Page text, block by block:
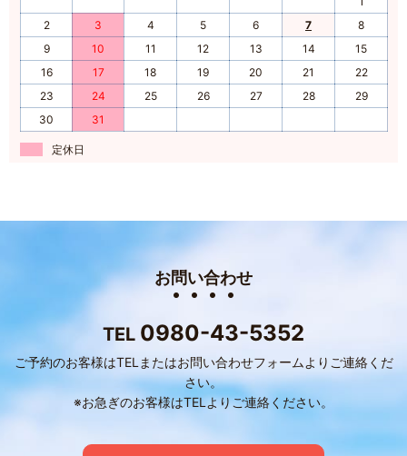
2
3 4 5 6 7
8
9
10 11 12 13 14
15
16
17 18 19 20 21
22
23
24 25 26 27 28
29
30
31
定休日
お問い合わせ
TEL 0980-43-5352
ご予約のお客様はTELまたはお問い合わせフォームよりご連絡くだ
さい。
※お急ぎのお客様はTELよりご連絡ください。